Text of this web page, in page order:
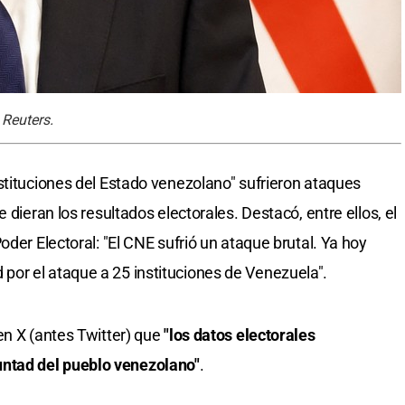
del Estado venezolano" sufrieron ataques
los resultados electorales. Destacó, entre ellos, el
Electoral: "El CNE sufrió un ataque brutal. Ya hoy
el ataque a 25 instituciones de Venezuela".
X (antes Twitter) que"los datos electorales
del pueblo venezolano".